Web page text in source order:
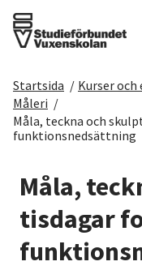
Det här gör vi
Sök kurser
Om SV
Startsida / Kurser och
Måleri /
Måla, teckna och
funktionsnedsättning
Måla,
tisdagar